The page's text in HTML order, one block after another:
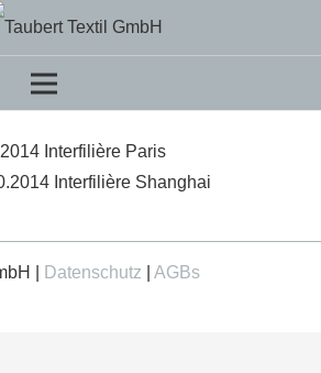
Interfilière Paris
Interfilière Shanghai
| Datenschutz AGBs